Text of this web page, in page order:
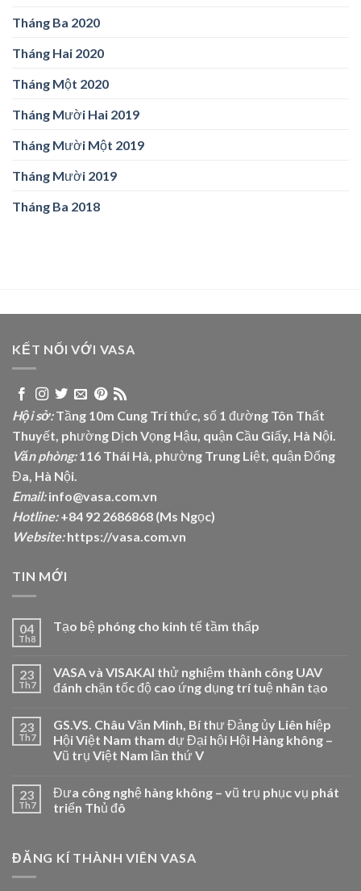
Tháng Ba 2020
Tháng Hai 2020
Tháng Một 2020
Tháng Mười Hai 2019
Tháng Mười Một 2019
Tháng Mười 2019
Tháng Ba 2018
KẾT NỐI VỚI VASA
Hội sở:Tầng 10m Cung Trí thức, số 1 đường Tôn Thất
Thuyết, phường Dịch Vọng Hậu, quận Cầu Giấy, Hà Nội.
Văn phòng:116 Thái Hà, phường Trung Liệt, quận Đống
Đa, Hà Nội.
Email:info@vasa.com.vn
Hotline:+84 92 2686868 (Ms Ngọc)
Website: https://vasa.com.vn
TIN MỚI
04
Th8
Tạo bệ phóng cho kinh tế tầm thấp
23
Th7
VASA và VISAKAI thử nghiệm thành công UAV
đánh chặn tốc độ cao ứng dụng trí tuệ nhân tạo
23
Th7
GS.VS. Châu Văn Minh, Bí thư Đảng ủy Liên hiệp
Hội Việt Nam tham dự Đại hội Hội Hàng không –
Vũ trụ Việt Nam lần thứ V
23
Th7
Đưa công nghệ hàng không – vũ trụ phục vụ phát
triển Thủ đô
ĐĂNG KÍ THÀNH VIÊN VASA